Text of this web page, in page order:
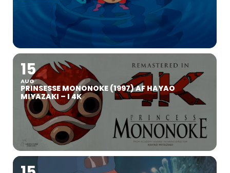
15
AUG
PRINSESSE MONONOKE (1997) AF HAYAO
MIYAZAKI – I 4K